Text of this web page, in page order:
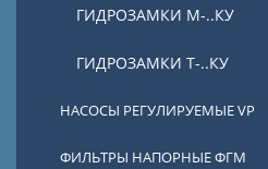
ГИДРОЗАМКИ М-..КУ
ГИДРОЗАМКИ Т-..КУ
НАСОСЫ РЕГУЛИРУЕМЫЕ VP
ФИЛЬТРЫ НАПОРНЫЕ ФГМ